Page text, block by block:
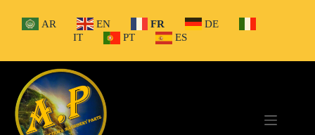
contenu
AR EN FR
DE
IT
PT ES